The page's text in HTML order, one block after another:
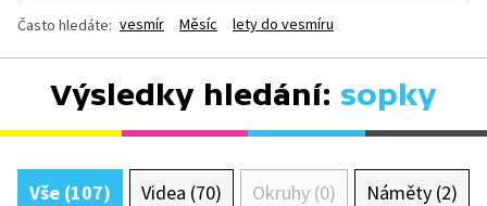
Často hledáte: vesmír Měsíc lety do vesmíru
Výsledky hledání: sopky
Vše (107) Videa (70) Okruhy (0) Náměty (2)